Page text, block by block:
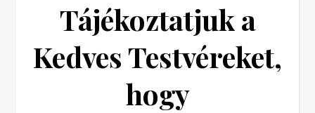
Tájékoztatjuk a
Kedves Testvéreket,
hogy